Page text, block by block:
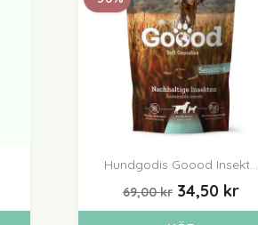
Snabbvy
Hundgodis Goood Insekt...
69,00 kr 34,50 kr